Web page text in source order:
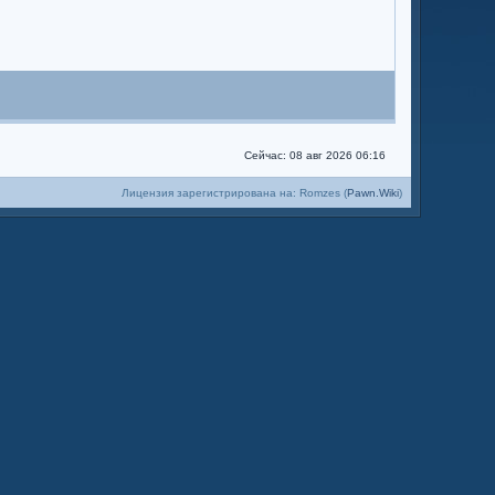
Сейчас: 08 авг 2026 06:16
Лицензия зарегистрирована на: Romzes (Pawn.Wiki)